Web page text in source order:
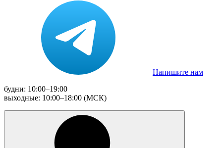
Напишите нам
будни: 10:00–19:00
выходные: 10:00–18:00 (МСК)